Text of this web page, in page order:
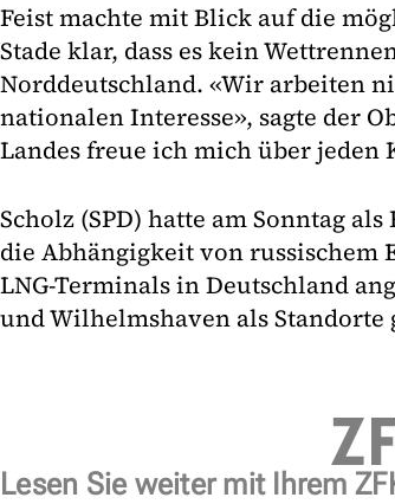
Feist machte mit Blick auf die
Stade klar, dass es kein
Norddeutschland. «Wir arbeiten
nationalen Interesse», sagte der
Landes freue ich mich über jeden
Scholz (SPD) hatte am Sonntag
die Abhängigkeit von russischem
LNG-Terminals in Deutschland
und Wilhelmshaven als Standorte
Lesen Sie weiter mit Ihrem